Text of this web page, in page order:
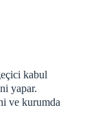
kabul
yapar.
ve kurumda